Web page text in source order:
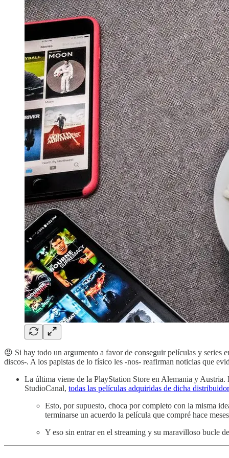
😡 Si hay todo un argumento a favor de conseguir películas y series
discos-. A los papistas de lo físico les -nos- reafirman noticias que
La última viene de la PlayStation Store en Alemania y
StudioCanal, todas las películas adquiridas de dicha
Esto, por supuesto, choca por completo con la misma
terminarse un acuerdo la película que compré hace
Y eso sin entrar en el streaming y su maravilloso bucle